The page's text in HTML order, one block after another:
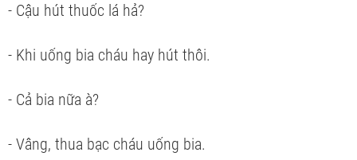
- Cậu hút thuốc lá hả?
- Khi uống bia cháu hay hút thôi.
- Cả bia nữa à?
- Vâng, thua bạc cháu uống bia.